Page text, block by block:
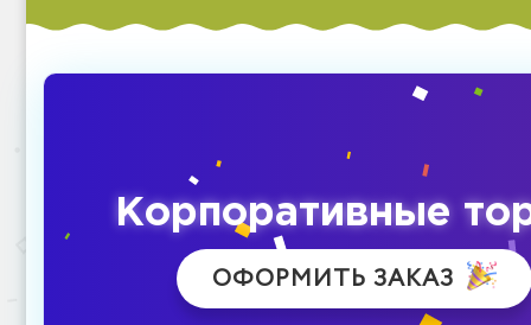
Корпоративные
ОФОРМИТЬ ЗАКАЗ